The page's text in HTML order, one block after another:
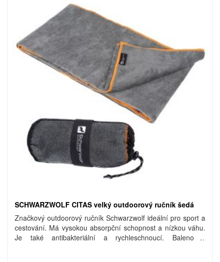
SCHWARZWOLF CITAS velký outdoorový ručník šedá
Značkový outdoorový ručník Schwarzwolf ideální pro sport a
cestování. Má vysokou absorpční schopnost a nízkou váhu.
Je také antibakteriální a rychleschnoucí. Baleno v